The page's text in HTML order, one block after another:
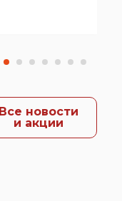
Все новости
и акции